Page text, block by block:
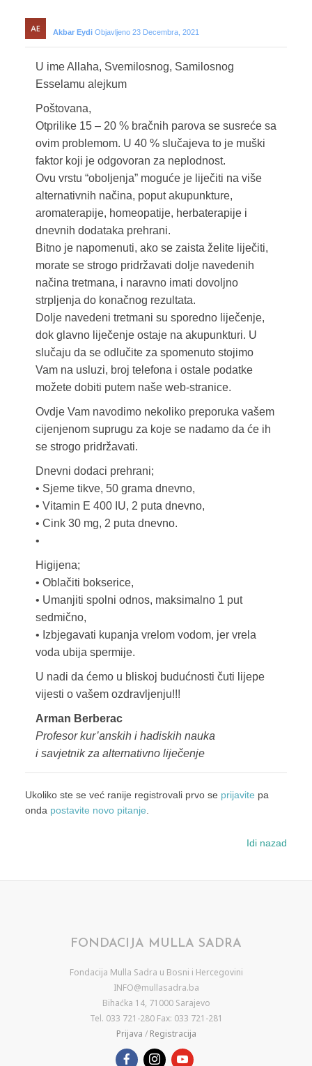
Akbar Eydi Objavljeno 23 Decembra, 2021
U ime Allaha, Svemilosnog, Samilosnog
Esselamu alejkum
Poštovana,
Otprilike 15 – 20 % bračnih parova se susreće sa
ovim problemom. U 40 % slučajeva to je muški
faktor koji je odgovoran za neplodnost.
Ovu vrstu “oboljenja” moguće je liječiti na više
alternativnih načina, poput akupunkture,
aromaterapije, homeopatije, herbaterapije i
dnevnih dodataka prehrani.
Bitno je napomenuti, ako se zaista želite liječiti,
morate se strogo pridržavati dolje navedenih
načina tretmana, i naravno imati dovoljno
strpljenja do konačnog rezultata.
Dolje navedeni tretmani su sporedno liječenje,
dok glavno liječenje ostaje na akupunkturi. U
slučaju da se odlučite za spomenuto stojimo
Vam na usluzi, broj telefona i ostale podatke
možete dobiti putem naše web-stranice.
Ovdje Vam navodimo nekoliko preporuka vašem
cijenjenom suprugu za koje se nadamo da će ih
se strogo pridržavati.
Dnevni dodaci prehrani;
• Sjeme tikve, 50 grama dnevno,
• Vitamin E 400 IU, 2 puta dnevno,
• Cink 30 mg, 2 puta dnevno.
•
Higijena;
• Oblačiti bokserice,
• Umanjiti spolni odnos, maksimalno 1 put
sedmično,
• Izbjegavati kupanja vrelom vodom, jer vrela
voda ubija spermije.
U nadi da ćemo u bliskoj budućnosti čuti lijepe
vijesti o vašem ozdravljenju!!!
Arman Berberac
Profesor kur’anskih i hadiskih nauka
i savjetnik za alternativno liječenje
Ukoliko ste se već ranije registrovali prvo se prijavite pa
onda postavite novo pitanje.
Idi nazad
FONDACIJA MULLA SADRA
Fondacija Mulla Sadra u Bosni i Hercegovini
INFO@mullasadra.ba
Bihaćka 14, 71000 Sarajevo
Tel. 033 721-280 Fax: 033 721-281
Prijava / Registracija